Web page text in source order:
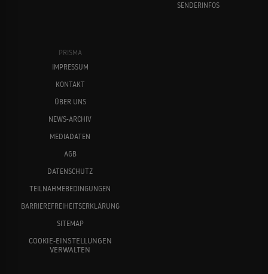
SENDERINFOS
PRISMA
IMPRESSUM
KONTAKT
ÜBER UNS
NEWS-ARCHIV
MEDIADATEN
AGB
DATENSCHUTZ
TEILNAHMEBEDINGUNGEN
BARRIEREFREIHEITSERKLÄRUNG
SITEMAP
COOKIE-EINSTELLUNGEN
VERWALTEN